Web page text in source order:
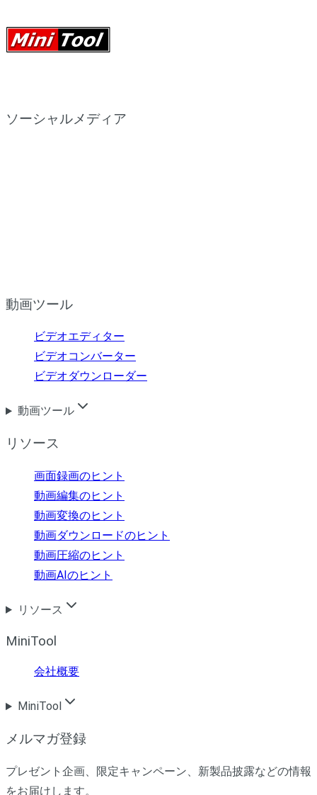
ソーシャルメディア
動画ツール
ビデオエディター
ビデオコンバーター
ビデオダウンローダー
動画ツール
リソース
画面録画のヒント
動画編集のヒント
動画変換のヒント
動画ダウンロードのヒント
動画圧縮のヒント
動画AIのヒント
リソース
MiniTool
会社概要
MiniTool
メルマガ登録
プレゼント企画、限定キャンペーン、新製品披露などの情報
をお届けします。